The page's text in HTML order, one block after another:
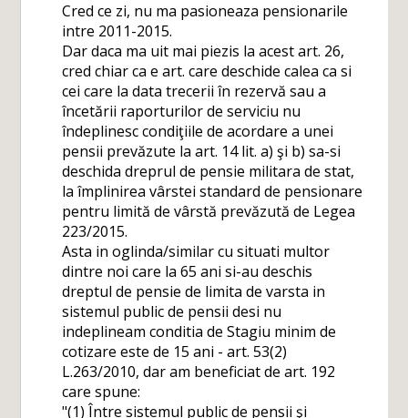
Cred ce zi, nu ma pasioneaza pensionarile
intre 2011-2015.
Dar daca ma uit mai piezis la acest art. 26,
cred chiar ca e art. care deschide calea ca si
cei care la data trecerii în rezervă sau a
încetării raporturilor de serviciu nu
îndeplinesc condiţiile de acordare a unei
pensii prevăzute la art. 14 lit. a) şi b) sa-si
deschida dreprul de pensie militara de stat,
la împlinirea vârstei standard de pensionare
pentru limită de vârstă prevăzută de Legea
223/2015.
Asta in oglinda/similar cu situati multor
dintre noi care la 65 ani si-au deschis
dreptul de pensie de limita de varsta in
sistemul public de pensii desi nu
indeplineam conditia de Stagiu minim de
cotizare este de 15 ani - art. 53(2)
L.263/2010, dar am beneficiat de art. 192
care spune:
"(1) Între sistemul public de pensii şi